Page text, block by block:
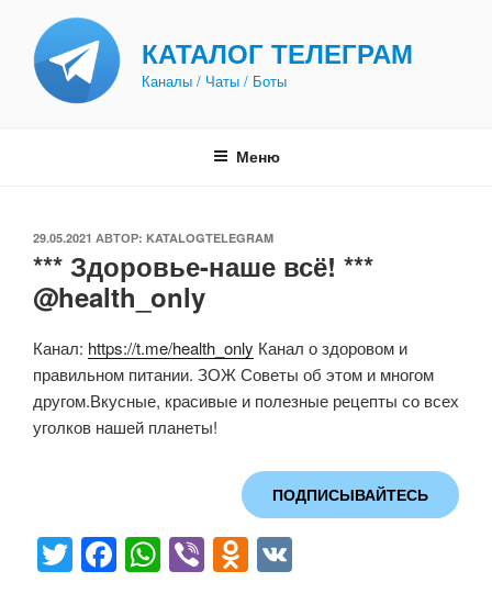
содержимому
КАТАЛОГ ТЕЛЕГРАМ
Каналы / Чаты / Боты
Меню
ОПУБЛИКОВАНО
29.05.2021 АВТОР: KATALOGTELEGRAM
*** Здоровье-наше всё! ***
@health_only
Канал: https://t.me/health_only Канал о здоровом и
правильном питании. ЗОЖ Советы об этом и многом
другом.Вкусные, красивые и полезные рецепты со всех
уголков нашей планеты!
ПОДПИСЫВАЙТЕСЬ
T
wi
F
a
W
h
Vi
b
O
d